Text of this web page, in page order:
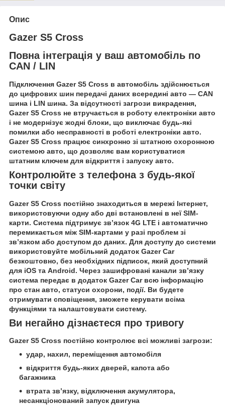
Опис
Gazer S5 Cross
Повна інтеграція у ваш автомобіль по
CAN / LIN
Підключення Gazer S5 Cross в автомобіль здійснюється
до цифрових шин передачі даних всередині авто — CAN
шина і LIN шина. За відсутності загрози викрадення,
Gazer S5 Cross не втручається в роботу електроніки авто
і не модернізує жодні блоки, що виключає будь-які
помилки або несправності в роботі електроніки авто.
Gazer S5 Cross працює синхронно зі штатною охоронною
системою авто, що дозволяє вам користуватися
штатним ключем для відкриття і запуску авто.
Контролюйте з телефона з будь-якої
точки світу
Gazer S5 Cross постійно знаходиться в мережі Інтернет,
використовуючи одну або дві встановлені в неї SIM-
карти. Система підтримує зв’язок 4G LTE і автоматично
перемикається між SIM-картами у разі проблем зі
зв’язком або доступом до даних. Для доступу до системи
використовуйте мобільний додаток Gazer Car
безкоштовно, без необхідних підписок, який доступний
для iOS та Android. Через зашифровані канали зв’язку
система передає в додаток Gazer Car всю інформацію
про стан авто, статуси охорони, події. Ви будете
отримувати сповіщення, зможете керувати всіма
функціями та налаштовувати систему.
Ви негайно дізнаєтеся про тривогу
Gazer S5 Cross постійно контролює всі можливі загрози:
удар, нахил, переміщення автомобіля
відкриття будь-яких дверей, капота або
багажника
втрата зв’язку, відключення акумулятора,
несанкціонований запуск двигуна